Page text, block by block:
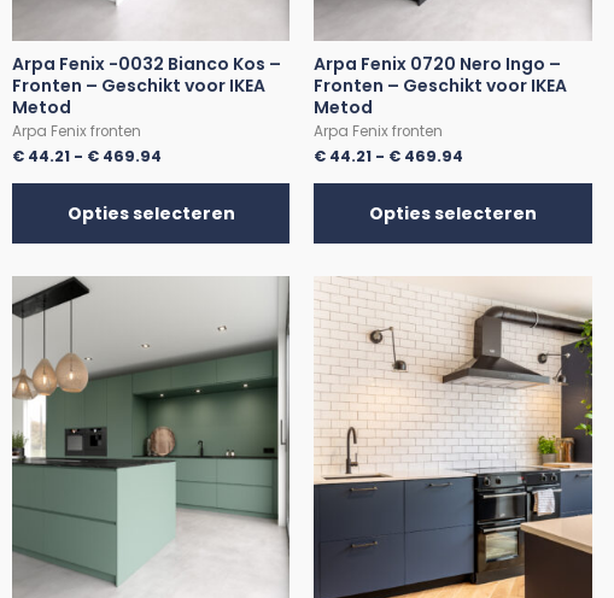
Arpa Fenix -0032 Bianco Kos –
Fronten – Geschikt voor IKEA
Metod
Arpa Fenix fronten
€ 44.21 - € 469.94
Opties selecteren
Arpa Fenix 0720 Nero Ingo –
Fronten – Geschikt voor IKEA
Metod
Arpa Fenix fronten
€ 44.21 - € 469.94
Opties selecteren